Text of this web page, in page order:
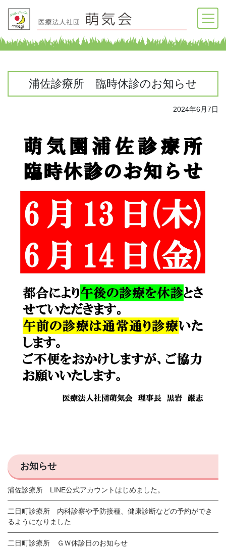
浦佐診療所 臨時休診のお知らせ
2024年6月7日
お知らせ
浦佐診療所 LINE公式アカウントはじめました。
二日町診療所 内科診察や予防接種、健康診断などの予約ができ
るようになりました
二日町診療所 ＧＷ休診日のお知らせ